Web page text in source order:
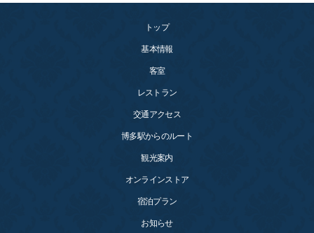
トップ
基本情報
客室
レストラン
交通アクセス
博多駅からのルート
観光案内
オンラインストア
宿泊プラン
お知らせ